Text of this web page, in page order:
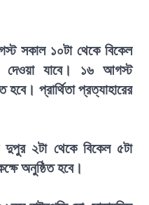
সকাল ১০টা থেকে বিকেল
দেওয়া যাবে। ১৬ আগস্ট
প্রার্থিতা প্রত্যাহারের
২টা থেকে বিকেল ৫টা
অনুষ্ঠিত হবে।